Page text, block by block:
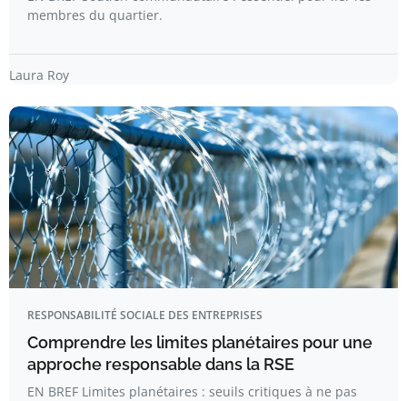
membres du quartier.
Laura Roy
RESPONSABILITÉ SOCIALE DES ENTREPRISES
Comprendre les limites planétaires pour une
approche responsable dans la RSE
EN BREF Limites planétaires : seuils critiques à ne pas